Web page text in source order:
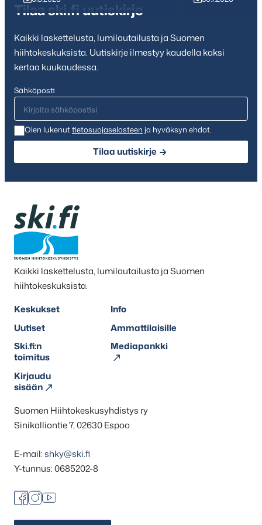
Tilaa ski.fi uutiskirje
Kaikki laskettelusta, lumilautailusta ja Suomen
hiihtokeskuksista. Uutiskirje ilmestyy kaudella kaksi
kertaa kuukaudessa.
Sähköposti
Olen lukenuttietosuojaselosteen ja hyväksyn ehdot.
Tilaa uutiskirje
Kaikki laskettelusta, lumilautailusta ja Suomen
hiihtokeskuksista.
Keskukset
Info
Uutiset
Ammattilaisille
Ski.fi:n
toimitus
Mediapankki
Kirjaudu
sisään
Suomen Hiihtokeskusyhdistys ry
Sinikalliontie 7, 02630 Espoo
E-mail:shky@ski.fi
Y-tunnus: 0685202-8
Facebook
Instagram
Youtube